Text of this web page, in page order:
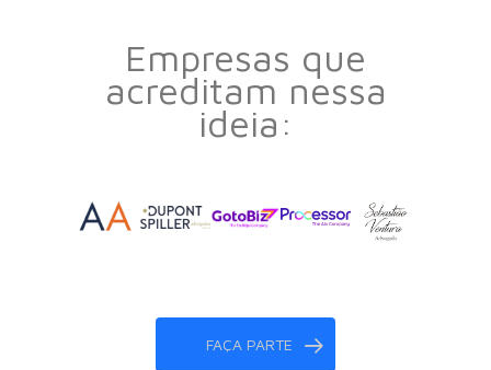
Empresas que
acreditam nessa
ideia:
FAÇA PARTE